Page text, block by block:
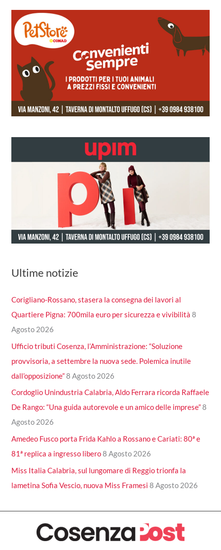
Ultime notizie
Corigliano-Rossano, stasera la consegna dei lavori al
Quartiere Pigna: 700mila euro per sicurezza e vivibilità 8
Agosto 2026
Ufficio tributi Cosenza, l’Amministrazione: “Soluzione
provvisoria, a settembre la nuova sede. Polemica inutile
dall’opposizione”8 Agosto 2026
Cordoglio Unindustria Calabria, Aldo Ferrara ricorda Raffaele
De Rango: “Una guida autorevole e un amico delle imprese”8
Agosto 2026
Amedeo Fusco porta Frida Kahlo a Rossano e Cariati: 80ª e
81ª replica a ingresso libero8 Agosto 2026
Miss Italia Calabria, sul lungomare di Reggio trionfa la
lametina Sofia Vescio, nuova Miss Framesi 8 Agosto 2026